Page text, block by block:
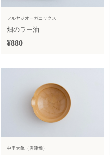
フルヤジオーガニックス
畑のラー油
¥880
中里太亀（唐津焼）